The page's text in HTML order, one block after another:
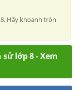
Hãy khoanh tròn
sử lớp 8 - Xem